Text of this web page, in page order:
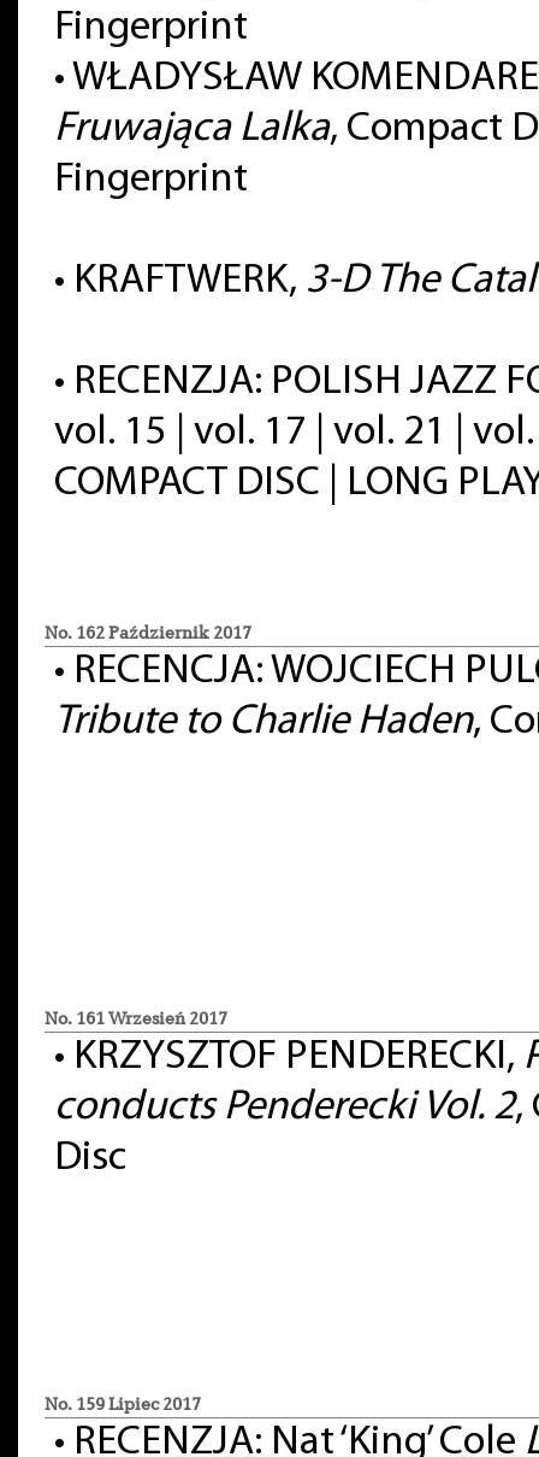
Fingerprint
• WŁADYSŁAW
Fruwająca Lalka, Compact
Fingerprint
• KRAFTWERK, 3-D The
• RECENZJA: POLISH JAZZ
vol. 15 | vol. 17 | vol. 21 |
COMPACT DISC | LONG
No. 162 Październik 2017
• RECENCJA: WOJCIECH
Tribute to Charlie Haden,
No. 161 Wrzesień 2017
• KRZYSZTOF PENDERECKI,
conducts Penderecki Vol. 2,
Disc
No. 159 Lipiec 2017
• RECENZJA: Nat ‘King’ Cole